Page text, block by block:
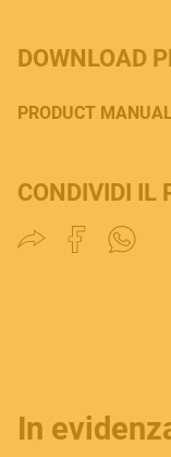
DOWNLOAD
PRODUCT MANUAL
CONDIVIDI IL
In